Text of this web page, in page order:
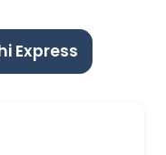
Express